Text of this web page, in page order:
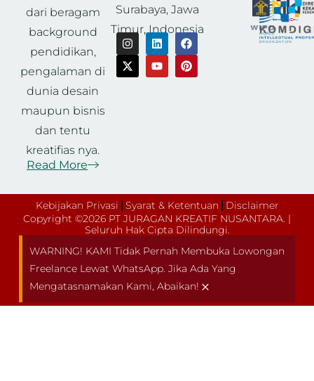
dari beragam
background
pendidikan,
pengalaman di
dunia desain
maupun bisnis
dan tentu
kreatifias nya.
Read More
Surabaya, Jawa
Timur, Indonesia
Kebijakan Privasi Syarat & Ketentuan
Disclaimer
Copyright ©2026 PT JURAGAN KREATIF NUSANTARA. |
Seluruh Hak Cipta Dilindungi.
WARNING! KAMI Tidak Pernah Membuka Lowongan
Freelance Lewat WhatsApp. Jika Ada Yang
Mengatasnamakan Kami, Abaikan! ×